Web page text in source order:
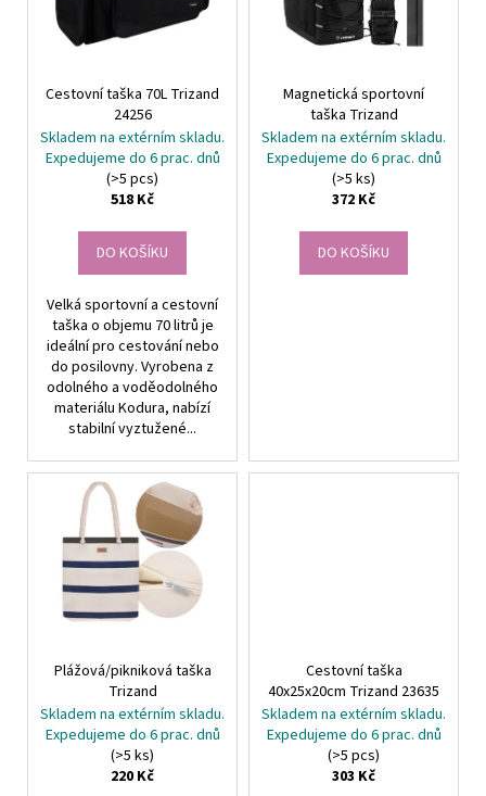
Cestovní taška 70L Trizand
24256
Skladem na extérním skladu.
Expedujeme do 6 prac. dnů
(>5 pcs)
518 Kč
DO KOŠÍKU
Velká sportovní a cestovní
taška o objemu 70 litrů je
ideální pro cestování nebo
do posilovny. Vyrobena z
odolného a voděodolného
materiálu Kodura, nabízí
stabilní vyztužené...
Magnetická sportovní
taška Trizand
Skladem na extérním skladu.
Expedujeme do 6 prac. dnů
(>5 ks)
372 Kč
DO KOŠÍKU
Plážová/pikniková taška
Trizand
Skladem na extérním skladu.
Expedujeme do 6 prac. dnů
(>5 ks)
220 Kč
Cestovní taška
40x25x20cm Trizand 23635
Skladem na extérním skladu.
Expedujeme do 6 prac. dnů
(>5 pcs)
303 Kč